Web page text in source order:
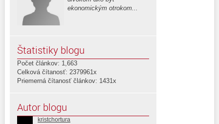
ekonomickým otrokom...
Štatistiky blogu
Počet článkov: 1,663
Celková čítanosť: 2379961x
Priemerná čítanosť článkov: 1431x
Autor blogu
kristchortura